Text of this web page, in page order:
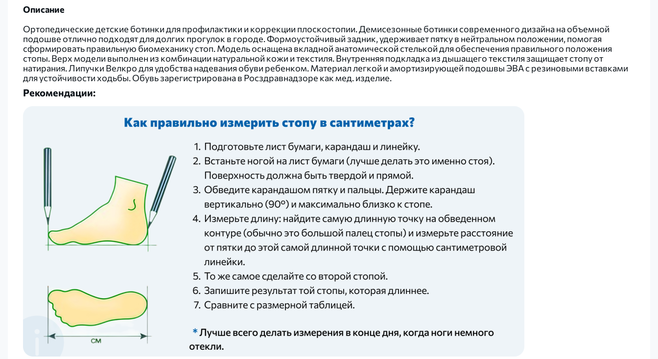
Описание
Ортопедические детские ботинки для профилактики и коррекции плоскостопии. Демисезонные ботинки современного дизайна на объемной
подошве отлично подходят для долгих прогулок в городе. Формоустойчивый задник, удерживает пятку в нейтральном положении, помогая
сформировать правильную биомеханику стоп. Модель оснащена вкладной анатомической стелькой для обеспечения правильного положения
стопы. Верх модели выполнен из комбинации натуральной кожи и текстиля. Внутренняя подкладка из дышащего текстиля защищает стопу от
натирания. Липучки Велкро для удобства надевания обуви ребенком. Материал легкой и амортизирующей подошвы ЭВА с резиновыми вставками
для устойчивости ходьбы. Обувь зарегистрирована в Росздравнадзоре как мед. изделие.
Рекомендации: